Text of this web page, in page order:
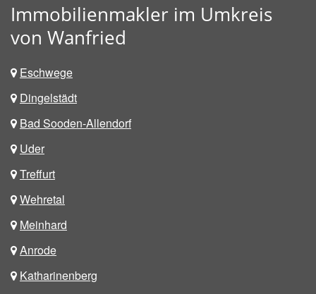
Immobilienmakler im Umkreis
von Wanfried
Eschwege
Dingelstädt
Bad Sooden-Allendorf
Uder
Treffurt
Wehretal
Meinhard
Anrode
Katharinenberg